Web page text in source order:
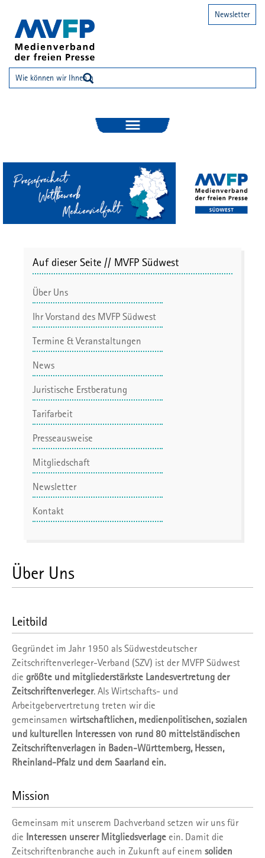
Newsletter
Auf dieser Seite // MVFP Südwest
Über Uns
Ihr Vorstand des MVFP Südwest
Termine & Veranstaltungen
News
Juristische Erstberatung
Tarifarbeit
Presseausweise
Mitgliedschaft
Newsletter
Kontakt
Über Uns
Leitbild
Gegründet im Jahr 1950 als Südwestdeutscher
Zeitschriftenverleger-Verband (SZV) ist der MVFP Südwest
die größte und mitgliederstärkste Landesvertretung der
Zeitschriftenverleger. Als Wirtschafts- und
Arbeitgebervertretung treten wir die
gemeinsamen wirtschaftlichen, medienpolitischen, sozialen
und kulturellen Interessen von rund 80 mittelständischen
Zeitschriftenverlagen in Baden-Württemberg, Hessen,
Rheinland-Pfalz und dem Saarland ein.
Mission
Gemeinsam mit unserem Dachverband setzen wir uns für
die Interessen unserer Mitgliedsverlage ein. Damit die
Zeitschriftenbranche auch in Zukunft auf einem soliden